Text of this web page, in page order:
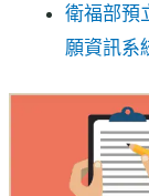
衛福部預
願資訊系